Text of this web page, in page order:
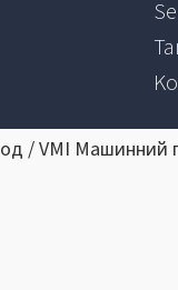
/ VMI Машинний